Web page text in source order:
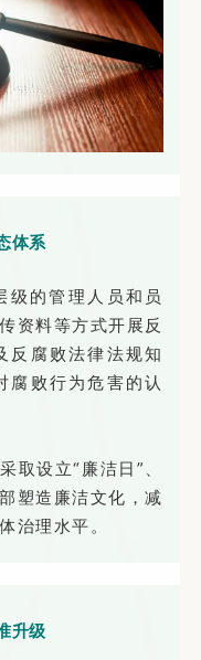
体系
级的管理人员和员
资料等方式开展反
反腐败法律法规知
腐败行为危害的认
取设立“廉洁日”、
塑造廉洁文化，减
治理水平。
升级